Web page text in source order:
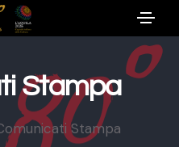
Stampa
Stampa